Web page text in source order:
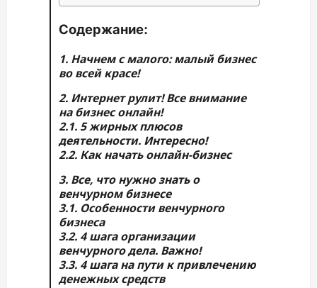
Содержание:
1. Начнем с малого: малый бизнес
во всей красе!
2. Интернет рулит! Все внимание
на бизнес онлайн!
2.1. 5 жирных плюсов
деятельности. Интересно!
2.2. Как начать онлайн-бизнес
3. Все, что нужно знать о
венчурном бизнесе
3.1. Особенности венчурного
бизнеса
3.2. 4 шага организации
венчурного дела. Важно!
3.3. 4 шага на пути к привлечению
денежных средств